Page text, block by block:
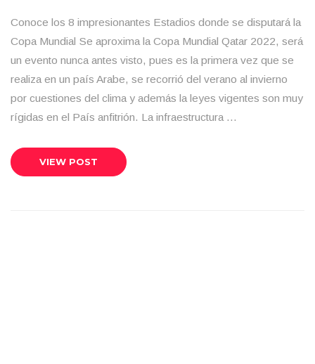
Conoce los 8 impresionantes Estadios donde se disputará la
Copa Mundial Se aproxima la Copa Mundial Qatar 2022, será
un evento nunca antes visto, pues es la primera vez que se
realiza en un país Arabe, se recorrió del verano al invierno
por cuestiones del clima y además la leyes vigentes son muy
rígidas en el País anfitrión. La infraestructura …
VIEW POST